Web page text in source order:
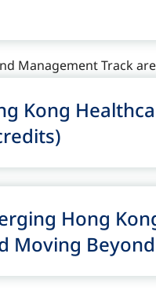
Management Track
Kong
Hong
Moving